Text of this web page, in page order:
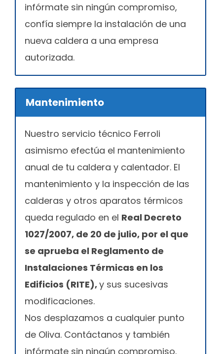
infórmate sin ningún compromiso,
confía siempre la instalación de una
nueva caldera a una empresa
autorizada.
Mantenimiento
Nuestro servicio técnico Ferroli
asimismo efectúa el mantenimiento
anual de tu caldera y calentador. El
mantenimiento y la inspección de las
calderas y otros aparatos térmicos
queda regulado en el Real Decreto
1027/2007, de 20 de julio, por el que
se aprueba el Reglamento de
Instalaciones Térmicas en los
Edificios (RITE),y sus sucesivas
modificaciones.
Nos desplazamos a cualquier punto
de Oliva. Contáctanos y también
infórmate sin ningún compromiso.